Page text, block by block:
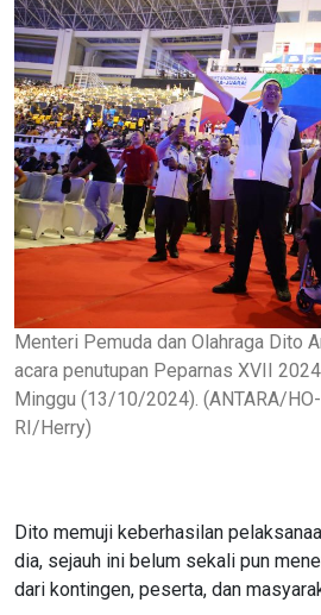
Menteri Pemuda dan Olahraga Dito
acara penutupan Peparnas XVII
Minggu (13/10/2024). (ANTARA/
RI/Herry)
Dito memuji keberhasilan
dia, sejauh ini belum sekali pun
dari kontingen, peserta, dan